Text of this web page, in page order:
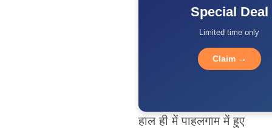
Special Deal
Limited time only
Claim →
हाल ही में पाहलगाम में हुए